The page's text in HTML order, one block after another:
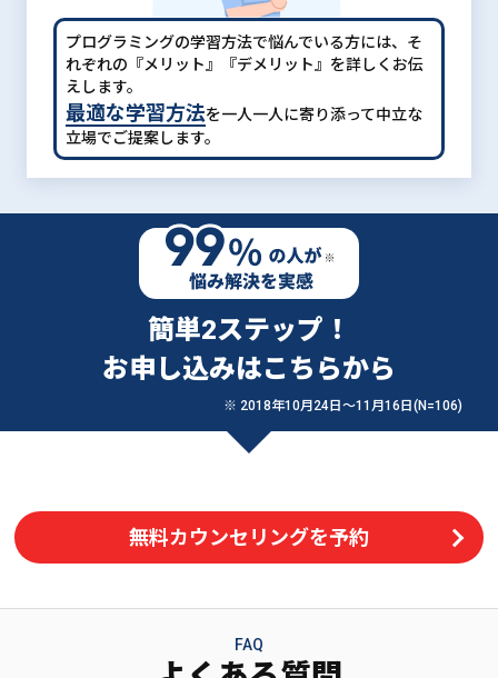
プログラミングの学習方法で悩んでいる方には、 そ
れぞれの『メリット』『デメリット』を詳しくお伝
えします。
最適な学習方法を一人一人に寄り添って中立な
立場でご提案します。
簡単2ステップ！
お申し込みはこちらから
※ 2018年10月24日〜11月16日(N=106)
無料カウンセリングを予約
FAQ